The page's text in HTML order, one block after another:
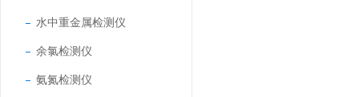
水中重金属检测仪
余氯检测仪
氨氮检测仪